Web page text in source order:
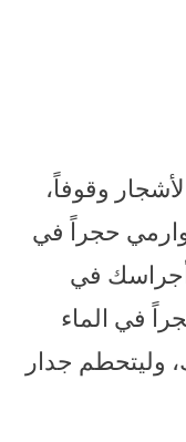
وقوفاً،
وارمي حجراً في
أجراسك في
في الماء
وليتحطم جدار